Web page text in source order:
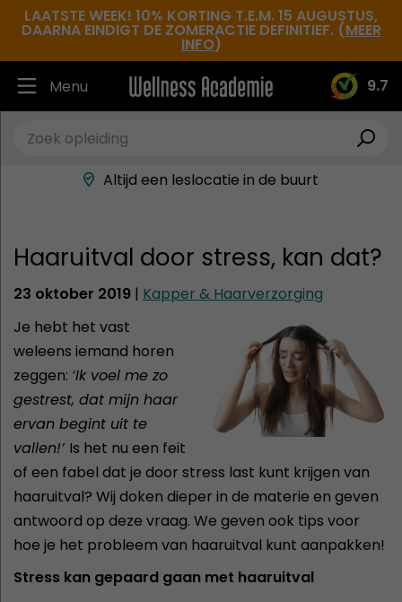
LAATSTE WEEK! 10% KORTING T.E.M. 15 AUGUSTUS,
DAARNA EINDIGT DE ZOMERACTIE DEFINITIEF. (MEER
INFO)
9.7
Menu
Ruim 30.000 tevreden studenten
Haaruitval door stress, kan dat?
23 oktober 2019 | Kapper & Haarverzorging
Je hebt het vast
weleens iemand horen
zeggen: ‘Ik voel me zo
gestrest, dat mijn haar
ervan begint uit te
vallen!’ Is het nu een feit
of een fabel dat je door stress last kunt krijgen van
haaruitval? Wij doken dieper in de materie en geven
antwoord op deze vraag. We geven ook tips voor
hoe je het probleem van haaruitval kunt aanpakken!
Stress kan gepaard gaan met haaruitval